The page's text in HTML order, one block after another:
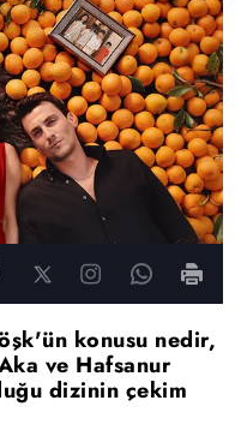
konusu nedir,
ve Hafsanur
dizinin çekim